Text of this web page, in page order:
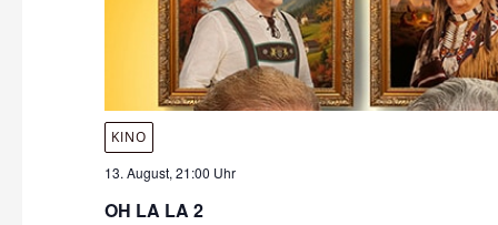
KINO
13. August, 21:00 Uhr
OH LA LA 2